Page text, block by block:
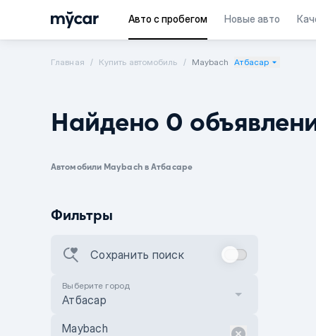
Авто с пробегом Новые авто
Главная Купить автомобиль Maybach Атбасар
Найдено 0
Автомобили Maybach в Атбасаре
Фильтры
Сохранить поиск
Выберите город
Атбасар
Maybach